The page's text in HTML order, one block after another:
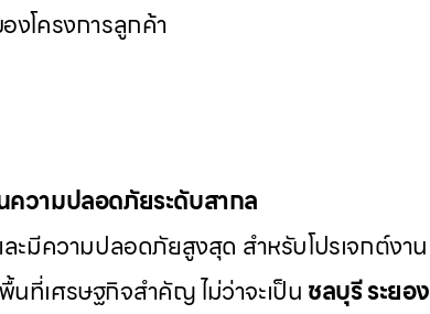
งโครงการลูกค้า
ความปลอดภัยระดับสากล
ะมีความปลอดภัยสูงสุด สำหรับโปรเจกต์งาน
นที่เศรษฐกิจสำคัญ ไม่ว่าจะเป็นชลบุรี ระยอง